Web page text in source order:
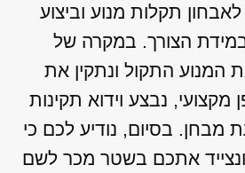
תקלות מנוע וביצוע
הצורך. במקרה של
המנוע התקול ונתקין את
מקצועי, נבצע וידוא תקינות
מבחן. בסיום, נודיע לכם כי
אתכם בשטר מכר לשם